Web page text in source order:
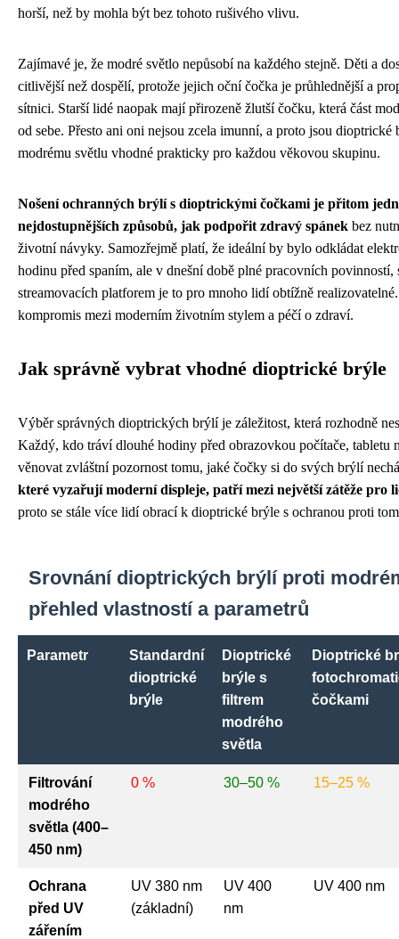
horší, než by mohla být bez tohoto rušivého vlivu.
Zajímavé je, že modré světlo nepůsobí na každého stejně. Děti a
citlivější než dospělí, protože jejich oční čočka je průhlednější a
sítnici. Starší lidé naopak mají přirozeně žlutší čočku, která část
od sebe. Přesto ani oni nejsou zcela imunní, a proto jsou dioptrické
modrému světlu vhodné prakticky pro každou věkovou skupinu.
Nošení ochranných brýlí s dioptrickými čočkami je přitom
nejdostupnějších způsobů, jak podpořit zdravý spánek bez
životní návyky. Samozřejmě platí, že ideální by bylo odkládat
hodinu před spaním, ale v dnešní době plné pracovních povinností,
streamovacích platforem je to pro mnoho lidí obtížně
kompromis mezi moderním životním stylem a péčí o zdraví.
Jak správně vybrat vhodné dioptrické brýle
Výběr správných dioptrických brýlí je záležitost, která rozhodně
Každý, kdo tráví dlouhé hodiny před obrazovkou počítače, tabletu
věnovat zvláštní pozornost tomu, jaké čočky si do svých brýlí
které vyzařují moderní displeje, patří mezi největší zátěže pro
proto se stále více lidí obrací k dioptrické brýle s ochranou proti
Srovnání dioptrických brýlí proti
přehled vlastností a parametrů
Parametr
Standardní
dioptrické
brýle
Dioptrické
brýle s
filtrem
modrého
světla
Dioptrické
čočkami
Filtrování
modrého
světla (400–
450 nm)
0 % 30–50 % 15–25 %
Ochrana
před UV
zářením
UV 380 nm
(základní)
UV 400
nm
UV 400 nm